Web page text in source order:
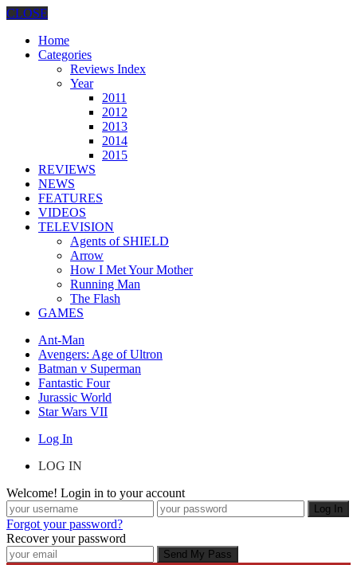
CLOSE
Home
Categories
Reviews Index
Year
2011
2012
2013
2014
2015
REVIEWS
NEWS
FEATURES
VIDEOS
TELEVISION
Agents of SHIELD
Arrow
How I Met Your Mother
Running Man
The Flash
GAMES
Ant-Man
Avengers: Age of Ultron
Batman v Superman
Fantastic Four
Jurassic World
Star Wars VII
Log In
LOG IN
Welcome! Login in to your account
Forgot your password?
Recover your password